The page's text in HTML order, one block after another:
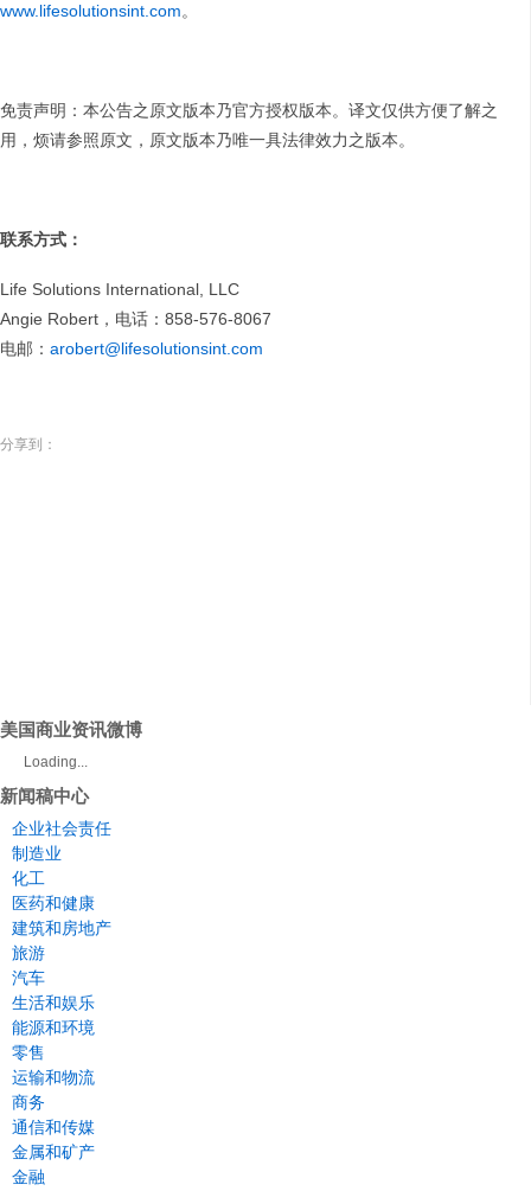
www.lifesolutionsint.com。
免责声明：本公告之原文版本乃官方授权版本。译文仅供方便了解之
用，烦请参照原文，原文版本乃唯一具法律效力之版本。
联系方式：
Life Solutions International, LLC
Angie Robert，电话：858-576-8067
电邮： arobert@lifesolutionsint.com
分享到：
美国商业资讯微博
Loading...
新闻稿中心
企业社会责任
制造业
化工
医药和健康
建筑和房地产
旅游
汽车
生活和娱乐
能源和环境
零售
运输和物流
商务
通信和传媒
金属和矿产
金融